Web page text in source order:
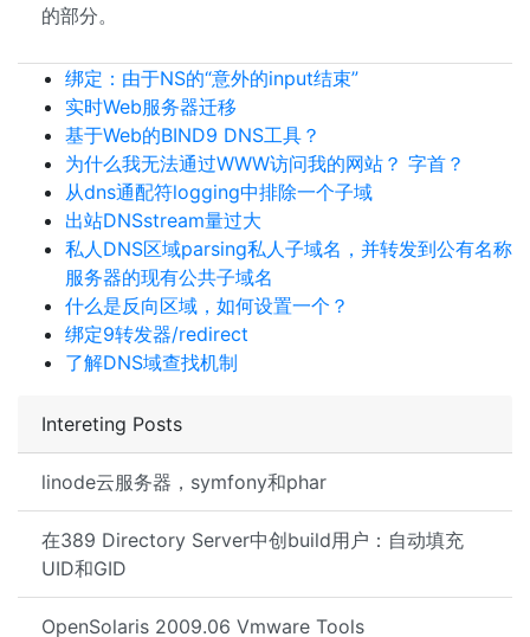
Intereting Posts
linode云服务器，symfony和phar
在389 Directory Server中创build用户：自动填充
UID和GID
OpenSolaris 2009.06 Vmware Tools
的部分。
绑定：由于NS的“意外的input结束”
实时Web服务器迁移
基于Web的BIND9 DNS工具？
为什么我无法通过WWW访问我的网站？ 字首？
从dns通配符logging中排除一个子域
出站DNSstream量过大
私人DNS区域parsing私人子域名，并转发到公有名称
服务器的现有公共子域名
什么是反向区域，如何设置一个？
绑定9转发器/redirect
了解DNS域查找机制